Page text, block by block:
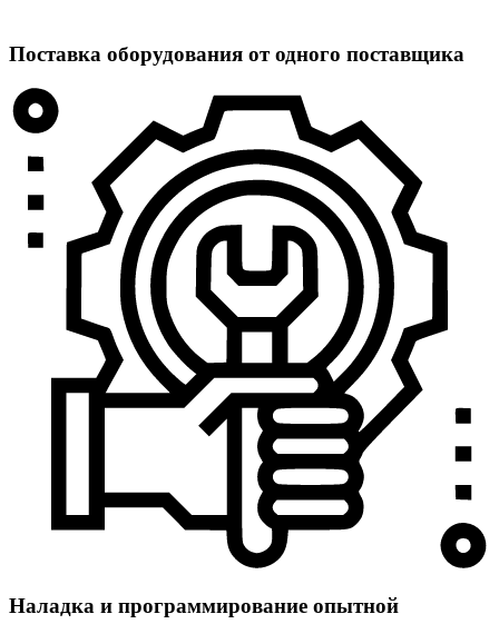
Поставка оборудования от одного поставщика
Наладка и программирование опытной